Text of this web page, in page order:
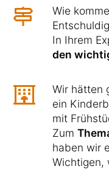
Wie
In Ihrem
den
Wir hätten
ein
mit
Zum
haben wir
Wichtigen,